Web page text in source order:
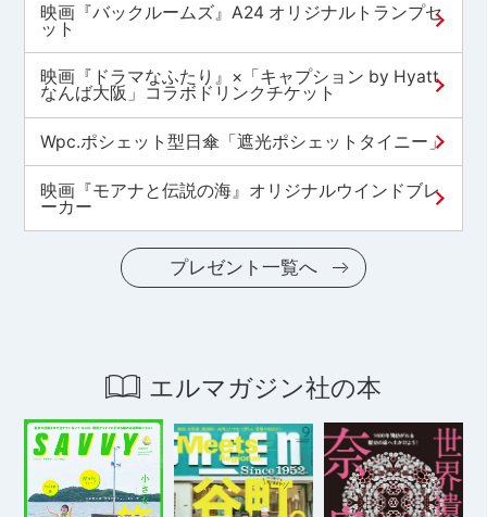
映画『バックルームズ』A24 オリジナルトランプセ
ット
映画『ドラマなふたり』×「キャプション by Hyatt
なんば大阪」コラボドリンクチケット
Wpc.ポシェット型日傘「遮光ポシェットタイニー」
映画『モアナと伝説の海』オリジナルウインドブレ
ーカー
プレゼント一覧へ
エルマガジン社の本